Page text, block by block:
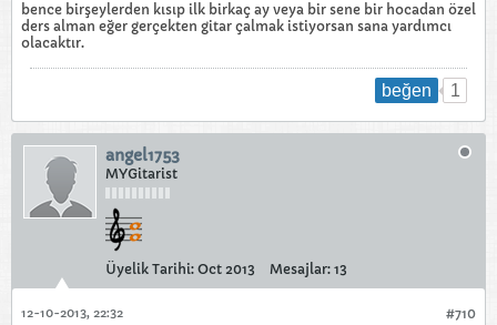
bence birşeylerden kısıp ilk birkaç ay veya bir sene bir hocadan özel
ders alman eğer gerçekten gitar çalmak istiyorsan sana yardımcı
olacaktır.
beğen 1
angel1753
MYGitarist
Üyelik Tarihi: Oct 2013 Mesajlar: 13
#710
12-10-2013, 22:32